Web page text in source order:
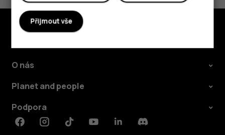
O nás
Planet and people
Podpora
FacebookInstagramTiktokYoutubeLinkedinDiscord
Přijmout vše